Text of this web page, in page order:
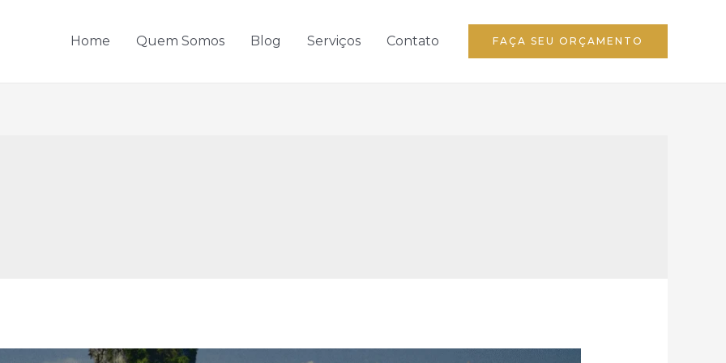
Home Quem Somos Blog Serviços Contato FAÇA SEU ORÇAMENTO